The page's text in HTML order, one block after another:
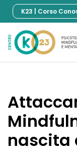
al
contenuto
K23 | Corso
nascita